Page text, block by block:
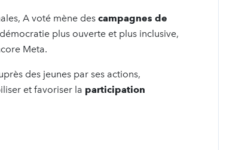
A voté mène des campagnes de
plus ouverte et plus inclusive,
Meta.
des jeunes par ses actions,
et favoriser la participation